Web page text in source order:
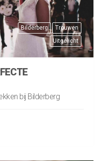
Bilderberg
Trouwen
Uitgelicht
bij Bilderberg